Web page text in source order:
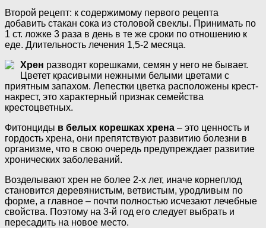
Второй рецепт: к содержимому первого рецепта
добавить стакан сока из столовой свеклы. Принимать по
1 ст. ложке 3 раза в день в те же сроки по отношению к
еде. Длительность лечения 1,5-2 месяца.
Хрен разводят корешками, семян у него не бывает.
Цветет красивыми нежными белыми цветами с
приятным запахом. Лепестки цветка расположены крест-
накрест, это характерный признак семейства
крестоцветных.
Фитонциды в белых корешках хрена – это ценность и
гордость хрена, они препятствуют развитию болезни в
организме, что в свою очередь предупреждает развитие
хронических заболеваний.
Возделывают хрен не более 2-х лет, иначе корнеплод
становится деревянистым, ветвистым, уродливым по
форме, а главное – почти полностью исчезают лечебные
свойства. Поэтому на 3-й год его следует выбрать и
пересадить на новое место.